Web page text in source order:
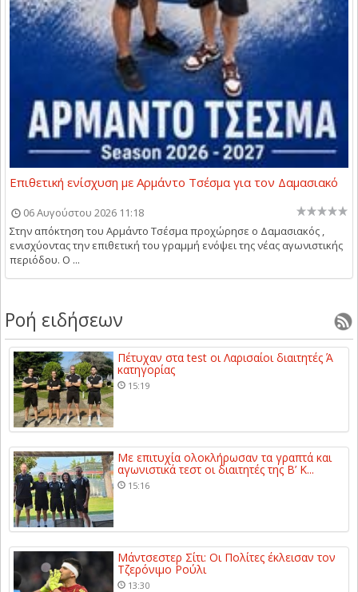
Επιθετική ενίσχυση με Αρμάντο Τσέσμα για τον Δαμασιακό
06 Αυγούστου 2026 11:18
Στην απόκτηση του Αρμάντο Τσέσμα προχώρησε ο Δαμασιακός ,
ενισχύοντας την επιθετική του γραμμή ενόψει της νέας αγωνιστικής
περιόδου. Ο ...
Ροή ειδήσεων
Πέτυχαν στα test οι Λαρισαίοι διαιτητές Ά
κατηγορίας
15:19
Με επιτυχία ολοκλήρωσαν τα γραπτά και
αγωνιστικά τεστ οι διαιτητές της Β’ Κ...
15:16
Μάντσεστερ Σίτι: Οι Πολίτες έκλεισαν τον
Τζερόνιμο Ρούλι
13:30